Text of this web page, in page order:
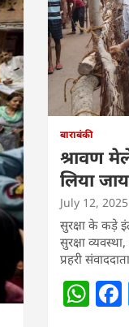
बाराबंकी
श्रावण
लिया
July 12, 2025
सुरक्षा के कड़े
सुरक्षा
प्रहरी
W